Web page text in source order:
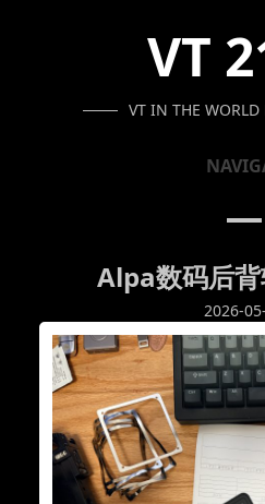
VT
VT IN THE WORLD
Alpa数码后
2026-